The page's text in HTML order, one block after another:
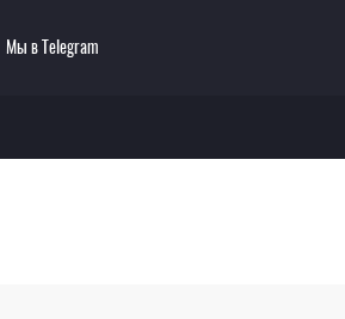
Мы в Telegram